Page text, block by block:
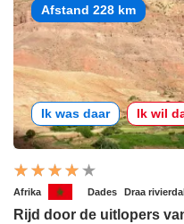
Afstand 228 km
Ik was daar Ik wil
Afrika Dades Draa rivierdal
Rijd door de uitlopers